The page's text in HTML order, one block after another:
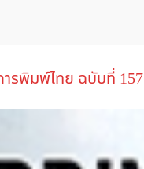
รพิมพ์ไทย ฉบับที่ 157